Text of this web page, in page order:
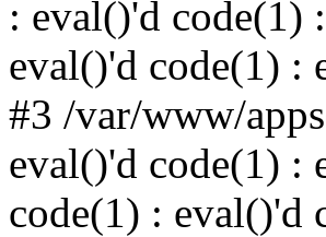
: eval()'d code(1)
eval()'d code(1) :
#3 /var/www/
eval()'d code(1) :
code(1) : eval()'d